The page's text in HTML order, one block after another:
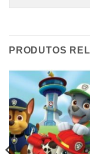
PRODUTOS